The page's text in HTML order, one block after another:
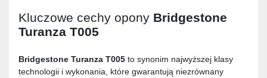
Kluczowe cechy opony Bridgestone
Turanza T005
Bridgestone Turanza T005 to synonim najwyższej klasy
technologii i wykonania, które gwarantują niezrównany